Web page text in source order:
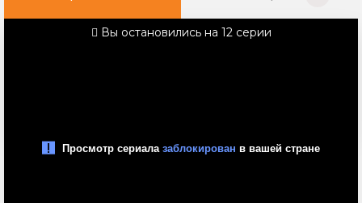
Вы остановились на 12 серии